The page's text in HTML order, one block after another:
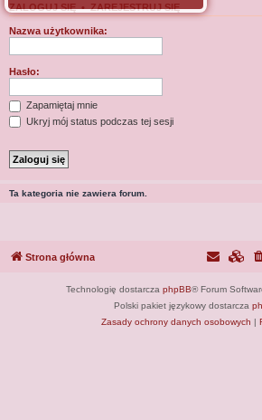
ZALOGUJ SIĘ•ZAREJESTRUJ SIĘ
Nazwa użytkownika:
Hasło:
Zapamiętaj mnie
Ukryj mój status podczas tej sesji
Ta kategoria nie zawiera forum.
Strona główna
Technologię dostarcza phpBB® Forum
Polski pakiet językowy dostarcza
Zasady ochrony danych osobowych |